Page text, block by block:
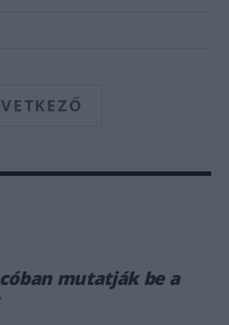
mutatják be a